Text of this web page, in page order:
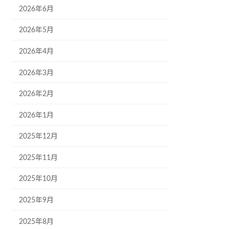
2026年6月
2026年5月
2026年4月
2026年3月
2026年2月
2026年1月
2025年12月
2025年11月
2025年10月
2025年9月
2025年8月